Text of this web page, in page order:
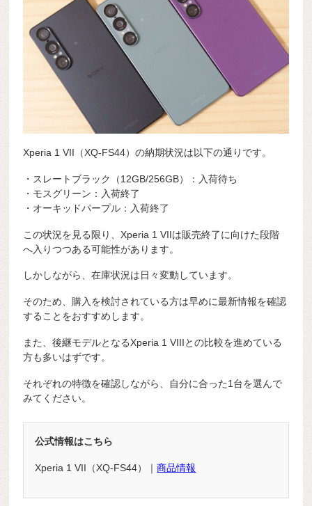
Xperia 1 VII（XQ-FS44）の納期状況は以下の通りです。
・スレートブラック（12GB/256GB）：入荷待ち
・モスグリーン：入荷終了
・オーキッドパープル：入荷終了
この状況を見る限り、Xperia 1 VIIは販売終了に向けた段階
へ入りつつある可能性があります。
しかしながら、在庫状況は日々変動しています。
そのため、購入を検討されている方は早めに最新情報を確認
することをおすすめします。
また、後継モデルとなるXperia 1 VIIIとの比較を進めている
方も多いはずです。
それぞれの特徴を確認しながら、自分に合った1台を選んで
みてください。
公式情報はこちら
Xperia 1 VII（XQ-FS44）｜商品情報